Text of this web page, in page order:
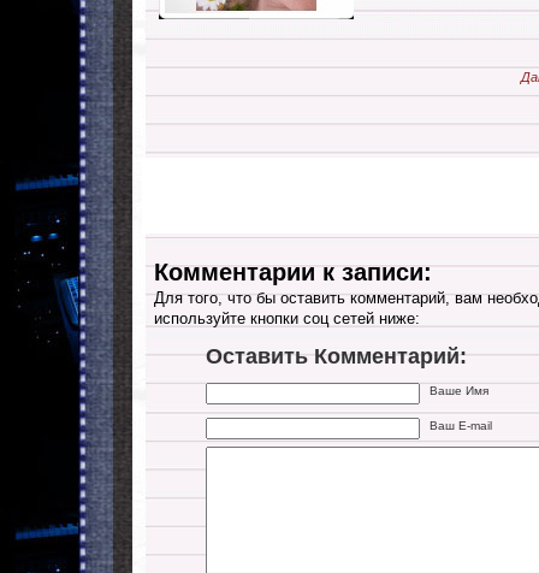
Комментарии к записи:
Для того, что бы оставить комментарий, вам
используйте кнопки соц сетей ниже:
Оставить Комментарий:
Ваше Имя
Ваш E-mail